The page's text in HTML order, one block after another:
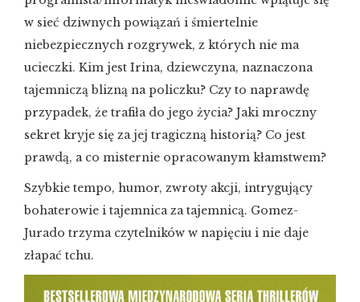
w sieć dziwnych powiązań i śmiertelnie
niebezpiecznych rozgrywek, z których nie ma
ucieczki. Kim jest Irina, dziewczyna, naznaczona
tajemniczą blizną na policzku? Czy to naprawdę
przypadek, że trafiła do jego życia? Jaki mroczny
sekret kryje się za jej tragiczną historią? Co jest
prawdą, a co misternie opracowanym kłamstwem?
Szybkie tempo, humor, zwroty akcji, intrygujący
bohaterowie i tajemnica za tajemnicą. Gomez-
Jurado trzyma czytelników w napięciu i nie daje
złapać tchu.